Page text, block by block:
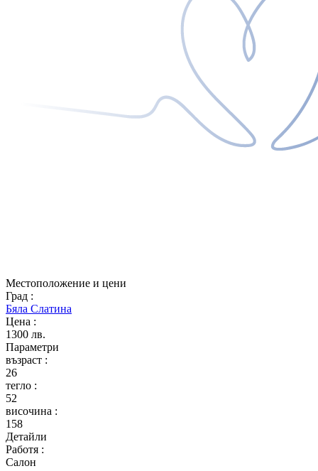
Местоположение и цени
Град :
Бяла Слатина
Цена :
1300 лв.
Параметри
възраст :
26
тегло :
52
височина :
158
Детайли
Работя :
Салон